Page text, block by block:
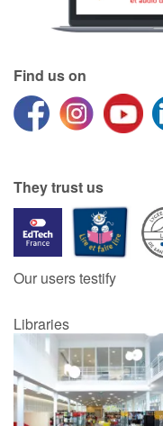
Find us on
They trust us
Our users testify
Libraries